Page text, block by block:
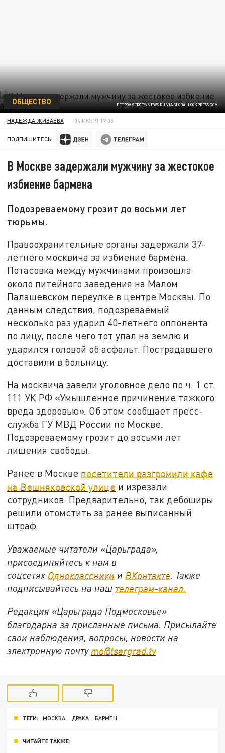
PETROV SERGEY/NEWS.RU VIA GLOBALLOOKPRESS.COM
ОБЩЕСТВО
НАДЕЖДА ЖИВАЕВА 04 ИЮЛЯ 17:05
ПОДПИШИТЕСЬ:
В Москве задержали мужчину за жестокое
избиение бармена
Подозреваемому грозит до восьми лет
тюрьмы.
Правоохранительные органы задержали 37-
летнего москвича за избиение бармена.
Потасовка между мужчинами произошла
около питейного заведения на Малом
Палашевском переулке в центре Москвы. По
данным следствия, подозреваемый
несколько раз ударил 40-летнего оппонента
по лицу, после чего тот упал на землю и
ударился головой об асфальт. Пострадавшего
доставили в больницу.
На москвича завели уголовное дело по ч. 1 ст.
111 УК РФ «Умышленное причинение тяжкого
вреда здоровью». Об этом сообщает пресс-
служба ГУ МВД России по Москве.
Подозреваемому грозит до восьми лет
лишения свободы.
Ранее в Москве посетители разгромили кафе
на Вешняковской улице и изрезали
сотрудников. Предварительно, так дебоширы
решили отомстить за ранее выписанный
штраф.
Уважаемые читатели «Царьграда»,
присоединяйтесь к нам в
соцсетях Одноклассники и ВКонтакте. Также
подписывайтесь на наш телеграм-канал.
Редакция «Царьграда Подмосковье»
благодарна за присланные письма. Присылайте
свои наблюдения, вопросы, новости на
электронную почту mo@tsargrad.tv
ТЕГИ: МОСКВА ДРАКА БАРМЕН
ЧИТАЙТЕ ТАКЖЕ: